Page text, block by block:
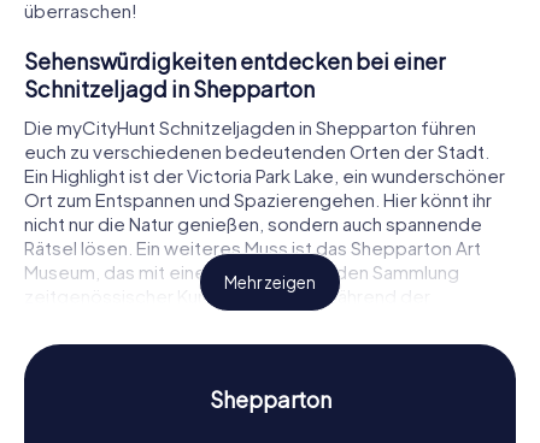
überraschen!
Sehenswürdigkeiten entdecken bei einer
Schnitzeljagd in Shepparton
Die myCityHunt Schnitzeljagden in Shepparton führen
euch zu verschiedenen bedeutenden Orten der Stadt.
Ein Highlight ist der Victoria Park Lake, ein wunderschöner
Ort zum Entspannen und Spazierengehen. Hier könnt ihr
nicht nur die Natur genießen, sondern auch spannende
Rätsel lösen. Ein weiteres Muss ist das Shepparton Art
Museum, das mit einer beeindruckenden Sammlung
zeitgenössischer Kunst aufwartet. Während der
Fernmeldeturm entdecken, der an den Berliner Funkturm
erinnert und eine großartige Aussicht auf die Stadt bietet.
Diese Sehenswürdigkeiten machen eure Schnitzeljagd in
Shepparton zu einem unvergesslichen Erlebnis.
Mehr zeigen
Shepparton